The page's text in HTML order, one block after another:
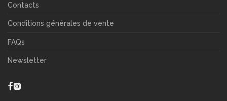
Contacts
Conditions générales de vente
FAQs
Newsletter